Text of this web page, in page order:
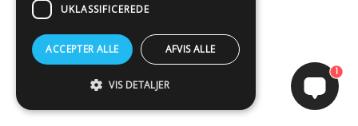
1
UKLASSIFICEREDE
ACCEPTER ALLE AFVIS ALLE
VIS DETALJER